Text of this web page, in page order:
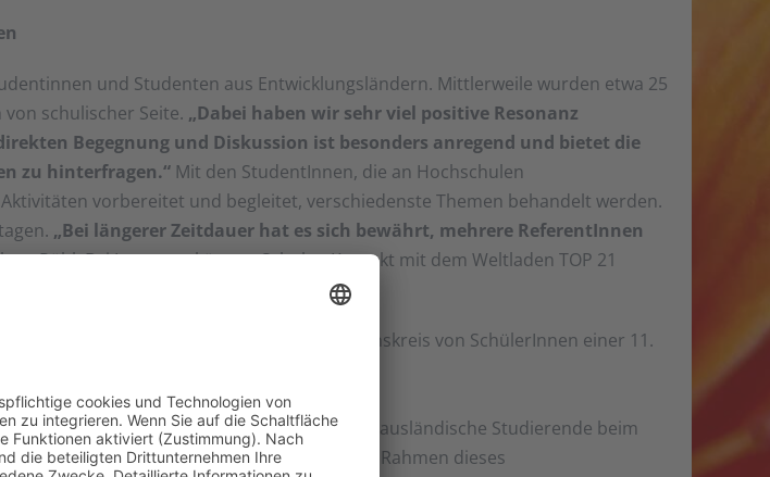
und Studenten aus Entwicklungsländern. Mittlerweile wurden etwa 25
schulischer Seite. „Dabei haben wir sehr viel positive Resonanz
Begegnung und Diskussion ist besonders anregend und bietet die
zu hinterfragen.“ Mit den StudentInnen, die an Hochschulen
vorbereitet und begleitet, verschiedenste Themen behandelt werden.
„Bei längerer Zeitdauer hat es sich bewährt, mehrere ReferentInnen
Röhl. Bei Interesse können Schulen Kontakt mit dem Weltladen TOP 21
Gymnasium Uetersen, mit einem Diskussionskreis von SchülerInnen einer 11.
mit dem Studienbegleitprogramm für ausländische Studierende beim
wird getragen von Brot für die Welt. Im Rahmen dieses